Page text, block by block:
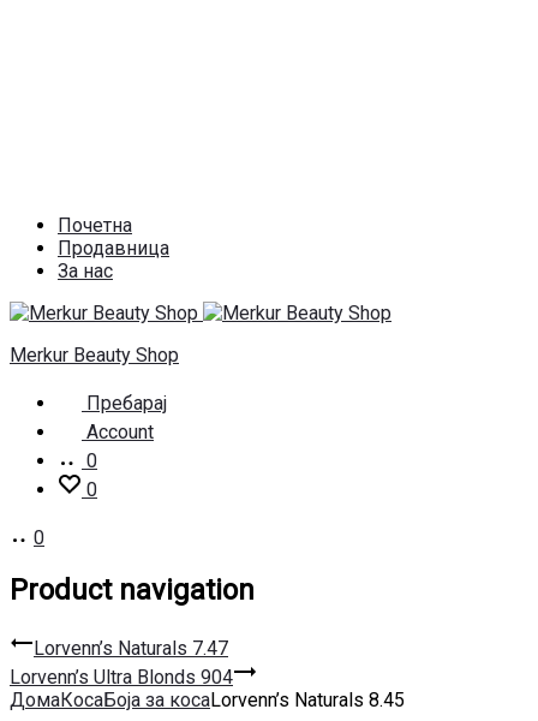
Почетна
Продавница
За нас
Merkur Beauty Shop
Пребарај
Account
0
0
0
Product navigation
Lorvenn’s Naturals 7.47
Lorvenn’s Ultra Blonds 904
ДомаКосаБоја за косаLorvenn’s Naturals 8.45